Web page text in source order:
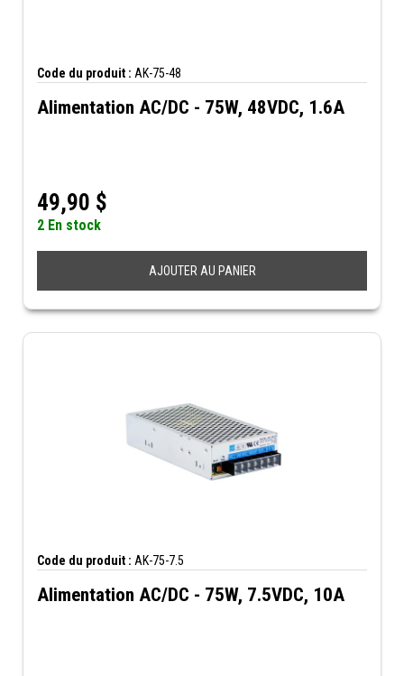
Code du produit : AK-75-48
Alimentation AC/DC - 75W, 48VDC, 1.6A
49,90 $
2 En stock
AJOUTER AU PANIER
Code du produit : AK-75-7.5
Alimentation AC/DC - 75W, 7.5VDC, 10A